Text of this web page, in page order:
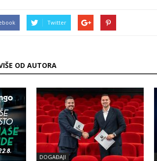
Twitter
OD AUTORA
DOGAĐAJI